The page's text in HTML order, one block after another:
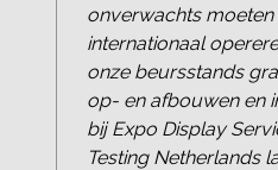
onverwachts moeten
internationaal
onze beursstands
op- en afbouwen en
bij Expo Display
Testing Netherlands